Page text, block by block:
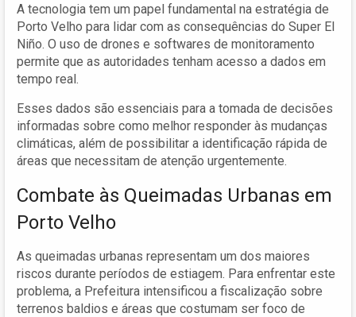
A tecnologia tem um papel fundamental na estratégia de
Porto Velho para lidar com as consequências do Super El
Niño. O uso de drones e softwares de monitoramento
permite que as autoridades tenham acesso a dados em
tempo real.
Esses dados são essenciais para a tomada de decisões
informadas sobre como melhor responder às mudanças
climáticas, além de possibilitar a identificação rápida de
áreas que necessitam de atenção urgentemente.
Combate às Queimadas Urbanas em
Porto Velho
As queimadas urbanas representam um dos maiores
riscos durante períodos de estiagem. Para enfrentar este
problema, a Prefeitura intensificou a fiscalização sobre
terrenos baldios e áreas que costumam ser foco de